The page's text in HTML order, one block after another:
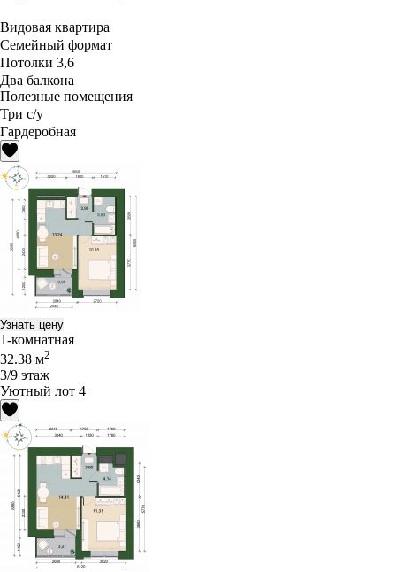
Видовая квартира
Семейный формат
Потолки 3,6
Два балкона
Полезные помещения
Три с/у
Гардеробная
Узнать цену
1-комнатная
32.38 м2
3/9 этаж
Уютный лот 4